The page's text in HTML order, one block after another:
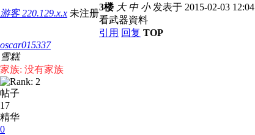
游客220.129.x.x 未注册
3楼 大 中 小发表于 2015-02-03 12:04
看武器資料
引用 回复 TOP
oscar015337
雪糕
家族: 没有家族
帖子
17
精华
0